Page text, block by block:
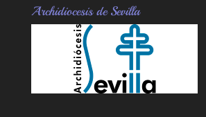
Archidiocesis de Sevilla